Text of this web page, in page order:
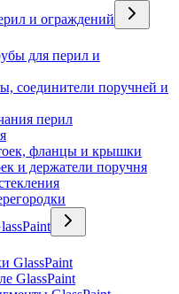
и ограждений
для перил и
соединители поручней и
перил
фланцы и крышки
и держатели поручня
GlassPaint
GlassPaint